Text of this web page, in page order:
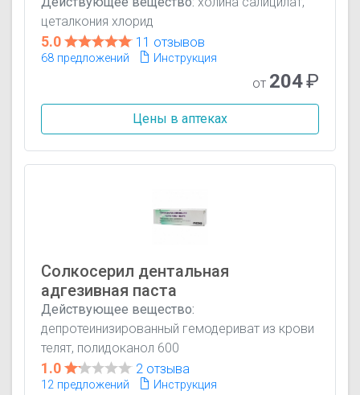
цеталкония хлорид
5.0 11 отзывов
68 предложений Инструкция
от 204₽
Цены в аптеках
Солкосерил дентальная
адгезивная паста
Действующее вещество:
депротеинизированный гемодериват из крови
телят, полидоканол 600
1.0 2 отзыва
12 предложений Инструкция